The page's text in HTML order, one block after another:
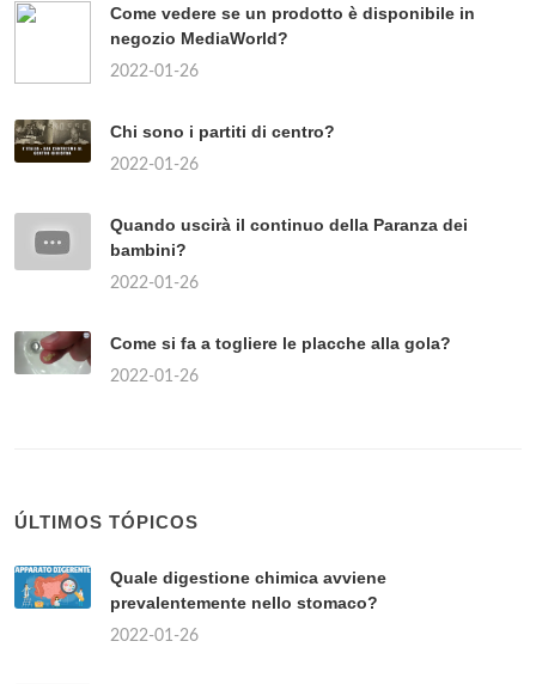
Come vedere se un prodotto è disponibile in
negozio MediaWorld?
2022-01-26
Chi sono i partiti di centro?
2022-01-26
Quando uscirà il continuo della Paranza dei
bambini?
2022-01-26
Come si fa a togliere le placche alla gola?
2022-01-26
ÚLTIMOS TÓPICOS
Quale digestione chimica avviene
prevalentemente nello stomaco?
2022-01-26